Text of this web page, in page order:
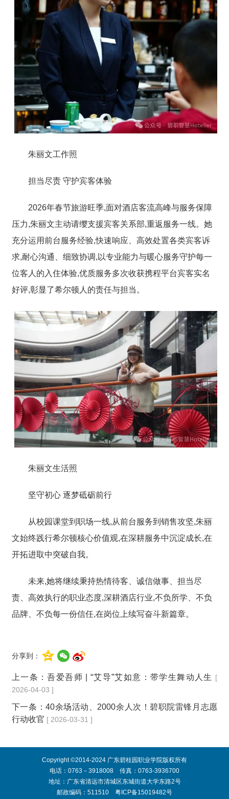
朱丽文工作照
担当尽责 守护宾客体验
2026年春节旅游旺季,面对酒店客流高峰与服务保障
压力,朱丽文主动请缨支援宾客关系部,重返服务一线。 她
充分运用前台服务经验,快速响应、高效处置各类宾客诉
求,耐心沟通、细致协调,以专业能力与暖心服务守护每一
位客人的入住体验,优质服务多次收获携程平台宾客实名
好评,彰显了希尔顿人的责任与担当。
朱丽文生活照
坚守初心 逐梦砥砺前行
从校园课堂到职场一线,从前台服务到销售攻坚,朱丽
文始终践行希尔顿核心价值观,在深耕服务中沉淀成长,在
开拓进取中突破自我。
未来,她将继续秉持热情待客、诚信做事、担当尽
责、高效执行的职业态度,深耕酒店行业,不负所学、不负
品牌、不负每一份信任,在岗位上续写奋斗新篇章。
分享到：
上一条：吾爱吾师 | “艾导”艾如意：带学生舞动人生 [
2026-04-03 ]
下一条：40余场活动、2000余人次！碧职院雷锋月志愿
行动收官 [ 2026-03-31 ]
Copyright ©2014-2024 广东碧桂园职业学院版权所有
电话：0763－3918008 传真：0763-3936700
地址：广东省清远市清城区东城街道大学东路2号
邮政编码：511510 粤ICP备15019482号